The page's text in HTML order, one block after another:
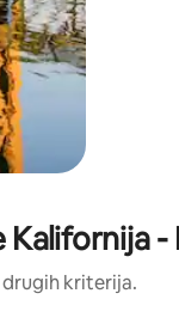
Kalifornija -
drugih kriterija.